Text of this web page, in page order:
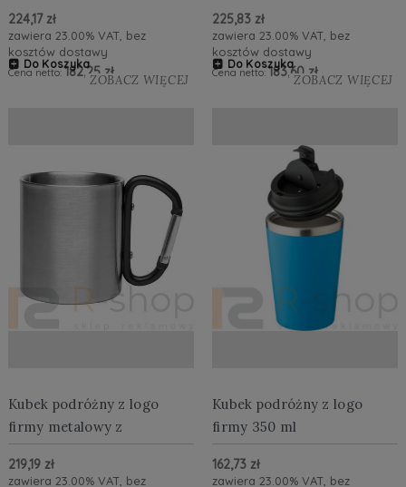
224,17 zł
zawiera 23.00% VAT, bez
kosztów dostawy
Cena netto:182,25 zł
Do Koszyka
ZOBACZ WIĘCEJ
225,83 zł
zawiera 23.00% VAT, bez
kosztów dostawy
Cena netto:183,60 zł
Do Koszyka
ZOBACZ WIĘCEJ
Kubek podróżny z logo
firmy metalowy z
karabińczykiem 210 ml
219,19 zł
zawiera 23.00% VAT, bez
Kubek podróżny z logo
firmy 350 ml
162,73 zł
zawiera 23.00% VAT, bez